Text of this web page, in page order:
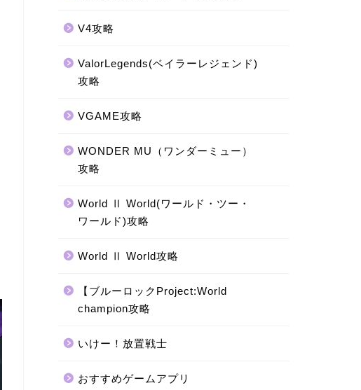
V4攻略
ValorLegends(ベイラーレジェンド)
攻略
VGAME攻略
WONDER MU（ワンダーミュー）
攻略
World Ⅱ World(ワールド・ツー・
ワールド)攻略
World Ⅱ World攻略
【ブルーロックProject:World
champion攻略
いけー！放置戦士
おすすめゲームアプリ